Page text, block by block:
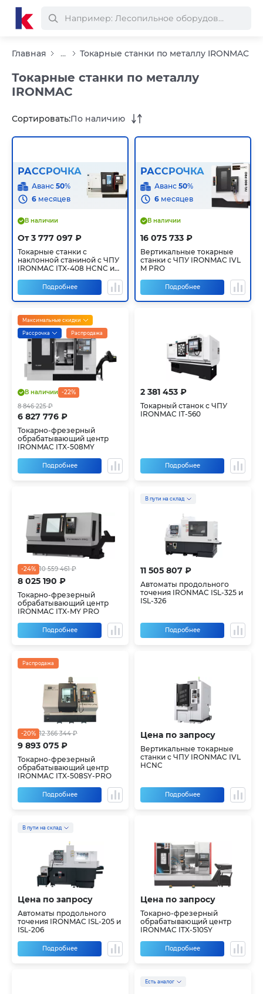
Главная ... Токарные станки по металлу IRONMAC
Токарные станки по металлу
IRONMAC
Сортировать:По наличию
РАССРОЧКА
Аванс 50%
6 месяцев
В наличии
От 3 777 097 ₽
Токарные станки с
наклонной станиной с ЧПУ
IRONMAC ITX-408 HCNC и
Подробнее
РАССРОЧКА
Аванс 50%
6 месяцев
В наличии
16 075 733 ₽
Вертикальные токарные
станки с ЧПУ IRONMAC IVL
M PRO
Подробнее
Максимальные скидки
Рассрочка Распродажа
-22%
В наличии
6 827 776 ₽
8 846 225 ₽
Токарно-фрезерный
обрабатывающий центр
IRONMAC ITX-508MY
Подробнее
2 381 453 ₽
Токарный станок с ЧПУ
IRONMAC IT-560
Подробнее
8 025 190 ₽
10 559 461 ₽
-24%
Токарно-фрезерный
обрабатывающий центр
IRONMAC ITX-MY PRO
Подробнее
В пути на склад
11 505 807 ₽
Автоматы продольного
точения IRONMAC ISL-325 и
ISL-326
Подробнее
Распродажа
9 893 075 ₽
12 366 344 ₽
-20%
Токарно-фрезерный
обрабатывающий центр
IRONMAC ITX-508SY-PRO
Подробнее
Цена по запросу
Вертикальные токарные
станки с ЧПУ IRONMAC IVL
HCNC
Подробнее
В пути на склад
Цена по запросу
Автоматы продольного
точения IRONMAC ISL-205 и
ISL-206
Подробнее
Цена по запросу
Токарно-фрезерный
обрабатывающий центр
IRONMAC ITX-510SY
Подробнее
Есть аналог